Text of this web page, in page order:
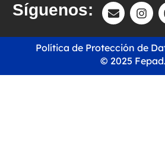
Síguenos:
© 2025 Fepad.
Política de Protección de